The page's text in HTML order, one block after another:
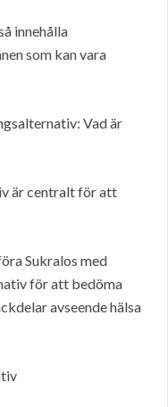
innehålla
som kan vara
Vad är
är centralt för att
Sukralos med
för att bedöma
avseende hälsa